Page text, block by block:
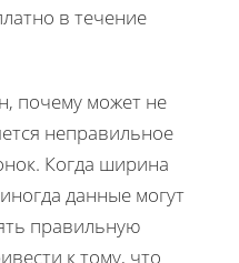
в течение
почему может не
неправильное
Когда ширина
данные могут
правильную
к тому, что